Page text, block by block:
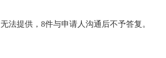
无法提供， 8件与申请人沟通后不予答复。